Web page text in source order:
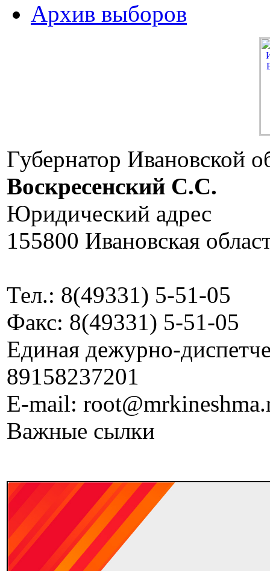
Архив выборов
Губернатор Ивановской
Воскресенский C.C.
Юридический адрес
155800 Ивановская
Тел.: 8(49331) 5-51-05
Факс: 8(49331) 5-51-05
Единая дежурно-
89158237201
E-mail:
Важные сылки